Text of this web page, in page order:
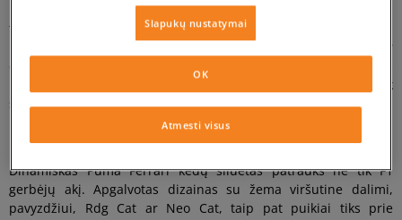
bendradarbiaujant su šiais dviem pasauliniais prekės ženklais,
tikrai patiks daugeliui streetwear‘o entuziastų. Todėl, jei Tau
patinka neįprastas dizainas – rinkis Puma Ferrari sportbačius ir
labiausiai? Apžiūrėk visus unikalius Sizeer pasiūlymus ir gauk
savo svajonių modelį.
Puma Ferrari kedai – ne tik automobilių entuziastams
Dinamiškas Puma Ferrari kedų siluetas patrauks ne tik F1
gerbėjų akį. Apgalvotas dizainas su žema viršutine dalimi,
pavyzdžiui, Rdg Cat ar Neo Cat, taip pat puikiai tiks prie
Slapukų nustatymai
Atmesti visus
OK